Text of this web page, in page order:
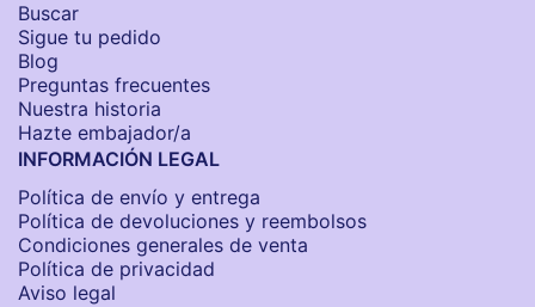
Buscar
Sigue tu pedido
Blog
Preguntas frecuentes
Nuestra historia
Hazte embajador/a
INFORMACIÓN LEGAL
Política de envío y entrega
Política de devoluciones y reembolsos
Condiciones generales de venta
Política de privacidad
Aviso legal